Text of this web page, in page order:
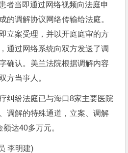
者当即通过网络视频向法庭申
的调解协议网络传输给法庭。
立案受理，并以开庭庭审的方
通过网络系统向双方发送了调
确认。美兰法院根据调解内容
方当事人。
纠纷法庭已与海口8家主要医院
调解的特殊通道，立案、调解
达40多万元。
李明建)